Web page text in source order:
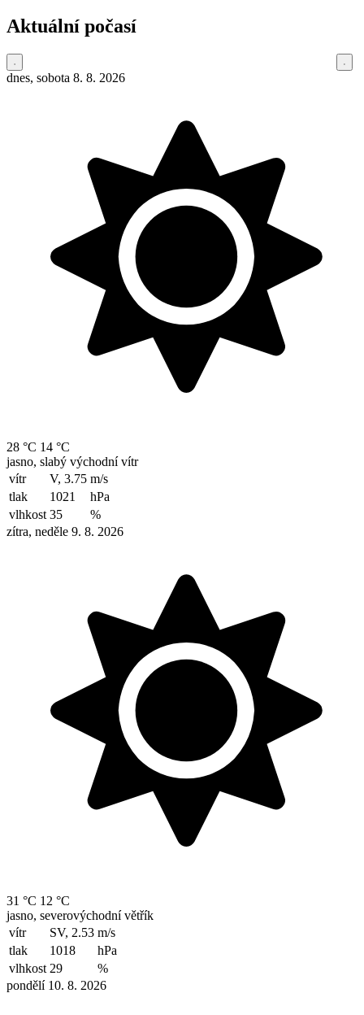
Aktuální počasí
dnes, sobota 8. 8. 2026
28 °C 14 °C
jasno, slabý východní vítr
vítr
V, 3.75 m/s
tlak
1021
hPa
vlhkost 35
%
zítra, neděle 9. 8. 2026
31 °C 12 °C
jasno, severovýchodní větřík
vítr
SV, 2.53 m/s
tlak
1018
hPa
vlhkost 29
%
pondělí 10. 8. 2026